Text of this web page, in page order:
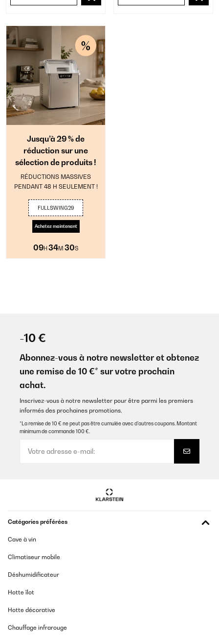
Jusqu’à 29 % de
réduction sur une
sélection de produits !
RÉDUCTIONS MASSIVES
PENDANT 48 H SEULEMENT !
FULLSWING29
Achetez maintenant
09H 34M 30S
-10 €
Abonnez-vous à notre newsletter et obtenez
une remise de 10 €* sur votre prochain
achat.
Inscrivez-vous à notre newsletter pour être parmi les premiers
informés des prochaines promotions.
*La remise de 10 € ne peut pas être cumulée avec d’autres coupons. Montant
minimum de commande 100 €.
Catégories préférées
Cave à vin
Climatiseur mobile
Déshumidificateur
Hotte îlot
Hotte décorative
Chauffage infrarouge